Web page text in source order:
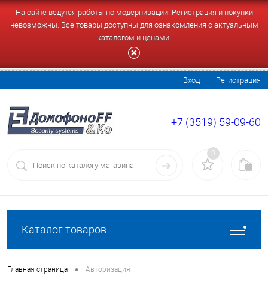
На сайте ведутся работы по модернизации. Регистрация и покупки
невозможны. Все товары доступны для ознакомления с актуальным
каталогом и ценами.
Вход Регистрация
+7 (3519) 59-09-60
0
Каталог товаров
Главная страница • Авторизация